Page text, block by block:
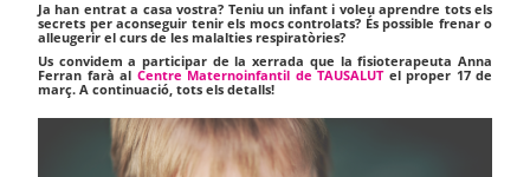
Ja han entrat a casa vostra? Teniu un infant i voleu aprendre tots els
secrets per aconseguir tenir els mocs controlats? És possible frenar o
alleugerir el curs de les malalties respiratòries?
Us convidem a participar de la xerrada que la fisioterapeuta Anna
Ferran farà al Centre Maternoinfantil de TAUSALUTel proper 17 de
març. A continuació, tots els detalls!